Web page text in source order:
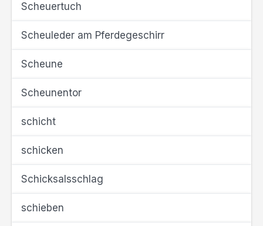
Scheuertuch
Scheuleder am Pferdegeschirr
Scheune
Scheunentor
schicht
schicken
Schicksalsschlag
schieben